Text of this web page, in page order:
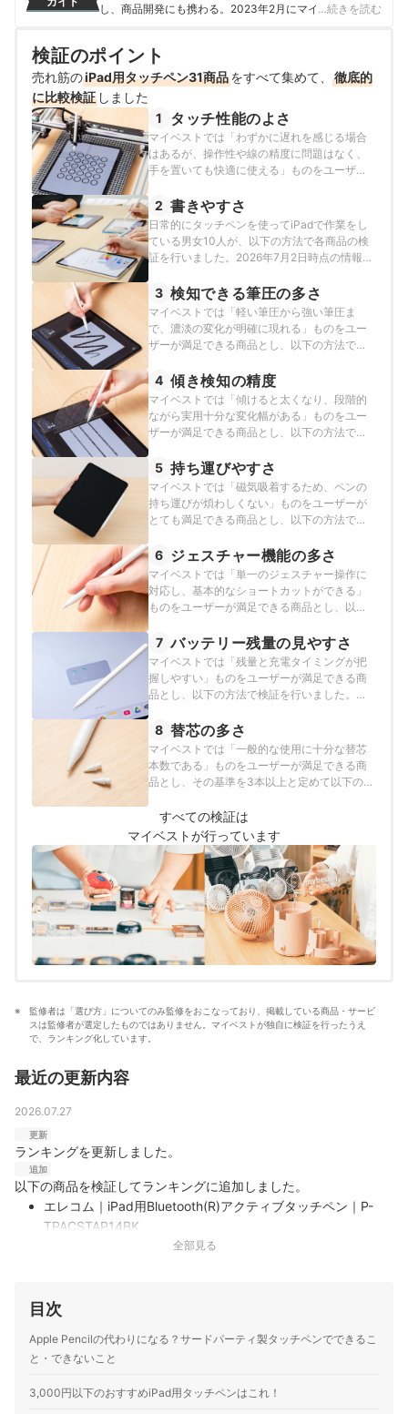
五藤晴菜のプロフィール
し、商品開発にも携わる。2023年2月にマイベストに入
家電を中心に幅広いジャンルのコンテンツ制作に携わ
る。「専門性をもとにした調査・検証を通じ、一人ひと
りに合った選択肢を分かりやすく提案すること」を心が
けて、コンテンツ制作を行っている。
八幡康平のプロフィール
…続きを読む
検証のポイント
売れ筋のiPad用タッチペン31商品をすべて集めて、
徹底的
に比較検証 しました
1
タッチ性能のよさ
マイベストでは「わずかに遅れを感じる場合
はあるが、操作性や線の精度に問題はなく、
手を置いても快適に使える」ものをユーザー
目のスコアの加重平均でおすすめ度をスコア
化しました。2025年12月24日時点の情報をも
とに検証を行なっています。
2 書きやすさ
日常的にタッチペンを使ってiPadで作業をし
ている男女10人が、以下の方法で各商品の検
証を行いました。2026年7月2日時点の情報を
3 検知できる筆圧の多さ
マイベストでは「軽い筆圧から強い筆圧ま
で、濃淡の変化が明確に現れる」ものをユー
ザーが満足できる商品とし、以下の方法で検
をもとに検証を行なっています。
4 傾き検知の精度
マイベストでは「傾けると太くなり、段階的
ながら実用十分な変化幅がある」ものをユー
ザーが満足できる商品とし、以下の方法で各
点の情報をもとに検証を行なっています。
5 持ち運びやすさ
マイベストでは「磁気吸着するため、ペンの
持ち運びが煩わしくない」ものをユーザーが
とても満足できる商品とし、以下の方法で検
もとに検証を行なっています。
6 ジェスチャー機能の多さ
マイベストでは「単一のジェスチャー操作に
対応し、基本的なショートカットができる」
ものをユーザーが満足できる商品とし、以下
時点の情報をもとに検証を行なっています。
7 バッテリー残量の見やすさ
マイベストでは「残量と充電タイミングが把
握しやすい」ものをユーザーが満足できる商
品とし、以下の方法で検証を行いました。
なっています。
8 替芯の多さ
マイベストでは「一般的な使用に十分な替芯
本数である」ものをユーザーが満足できる商
品とし、その基準を3本以上と定めて以下の方
の情報をもとに検証を行なっています。
すべての検証は
マイベストが行っています
監修者は「選び方」についてのみ監修をおこなっており、掲載している商品・サービ
スは監修者が選定したものではありません。マイベストが独自に検証を行ったうえ
で、ランキング化しています。
最近の更新内容
2026.07.27
更新
ランキングを更新しました。
追加
以下の商品を検証してランキングに追加しました。
エレコム｜iPad用Bluetooth(R)アクティブタッチペン｜P-
TPACSTAP14BK
ショートカット操作に対応し、傾き検知も備えた反応の正確
タイプのタッチペンです。ペン軸のボタンでショートカット
ESR｜Geo Digital Pencil｜6C0060104
一度もズレずに描け、ジェスチャーや残量％表示まで充実｜
ESRの「Geo デジタル Pencil」は、iPad用のアクティブタイ
全部見る
目次
Apple Pencilの代わりになる？サードパーティ製タッチペンでできるこ
と・できないこと
3,000円以下のおすすめiPad用タッチペンはこれ！